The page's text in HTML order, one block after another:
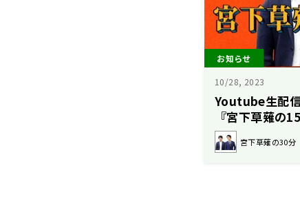
お知らせ
10/28, 2023
Youtube生配
『宮下草薙の
シャル』かが
時00分から生
宮下草薙の30分